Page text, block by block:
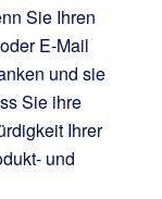
Sie Ihren
E-Mail
und sie
Sie ihre
Ihrer
und